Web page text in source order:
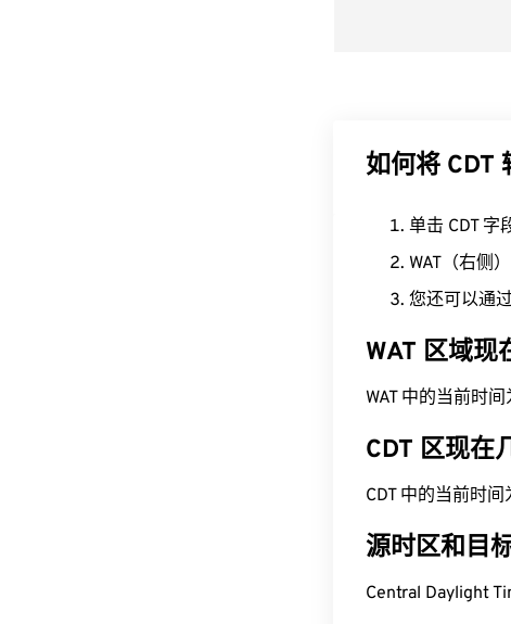
如何将 CDT
单击 CDT 字
WAT（右侧
您还可以通
WAT 区域现
WAT 中的当前时
CDT 区现在
CDT 中的当前时
源时区和目
Central Daylight